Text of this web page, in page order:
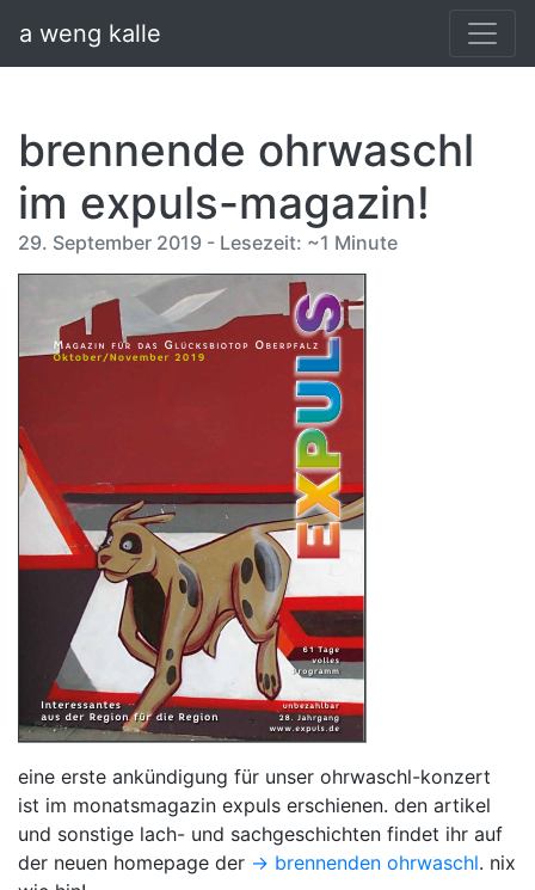
a weng kalle
brennende ohrwaschl
im expuls-magazin!
29. September 2019 - Lesezeit: ~1 Minute
eine erste ankündigung für unser ohrwaschl-konzert
ist im monatsmagazin expuls erschienen. den artikel
und sonstige lach- und sachgeschichten findet ihr auf
der neuen homepage der -> brennenden ohrwaschl. nix